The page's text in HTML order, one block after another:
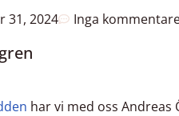
31, 2024 Inga
har vi med oss Andreas